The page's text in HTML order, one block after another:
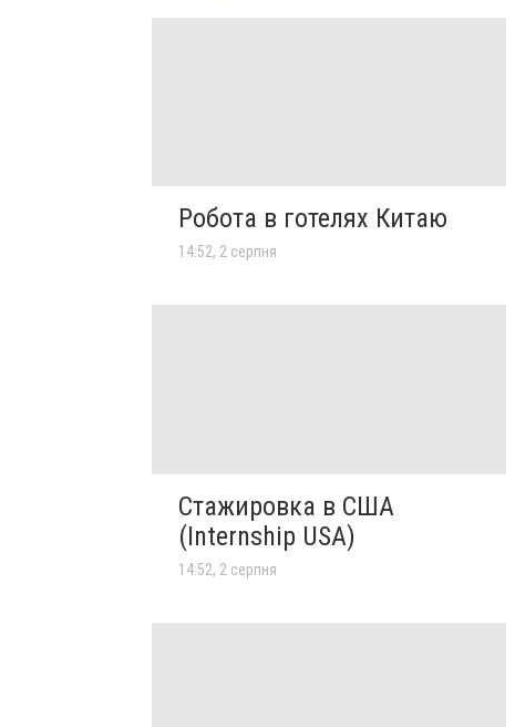
Робота в готелях Китаю
14:52, 2 серпня
Стажировка в США
(Internship USA)
14:52, 2 серпня